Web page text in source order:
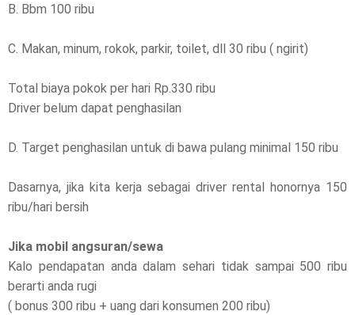
B. Bbm 100 ribu
C. Makan, minum, rokok, parkir, toilet, dll 30 ribu ( ngirit)
Total biaya pokok per hari Rp.330 ribu
Driver belum dapat penghasilan
D. Target penghasilan untuk di bawa pulang minimal 150 ribu
Dasarnya, jika kita kerja sebagai driver rental honornya 150
ribu/hari bersih
Jika mobil angsuran/sewa
Kalo pendapatan anda dalam sehari tidak sampai 500 ribu
berarti anda rugi
( bonus 300 ribu + uang dari konsumen 200 ribu)